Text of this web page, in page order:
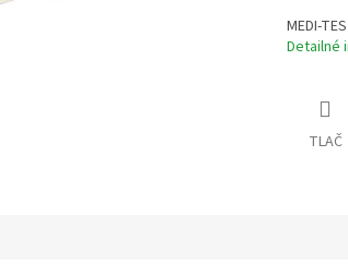
MEDI-
Detailné
TLAČ